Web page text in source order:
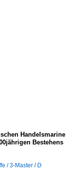
Handelsmarine
Bestehens
/ 3-Master / D